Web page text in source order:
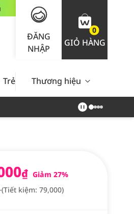
ĐĂNG
NHẬP
0
GIỎ HÀNG
Trẻ Em Nam Giới Chăm Sóc
Thương hiệu
₫ Giảm 27%
(Tiết kiệm: 79,000)